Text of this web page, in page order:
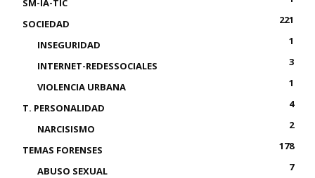
SM-IA-TIC
SOCIEDAD
221
INSEGURIDAD
1
INTERNET-REDESSOCIALES
3
VIOLENCIA URBANA
1
T. PERSONALIDAD
4
NARCISISMO
2
TEMAS FORENSES
178
ABUSO SEXUAL
7